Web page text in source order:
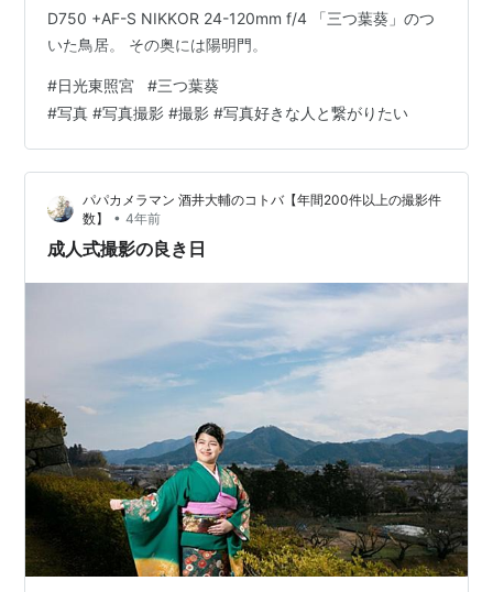
D750 +AF-S NIKKOR 24-120mm f/4 「三つ葉葵」のつ
いた鳥居。 その奥には陽明門。
#日光東照宮 #三つ葉葵
#写真 #写真撮影 #撮影 #写真好きな人と繋がりたい
パパカメラマン 酒井大輔のコトバ【年間200件以上の撮影件
数】
• 4年前
成人式撮影の良き日